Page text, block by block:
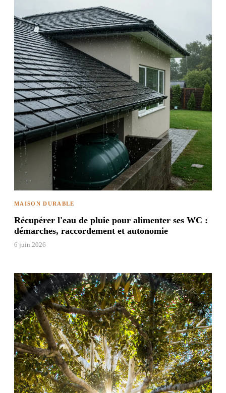
MAISON DURABLE
Récupérer l'eau de pluie pour alimenter ses WC :
démarches, raccordement et autonomie
6 juin 2026